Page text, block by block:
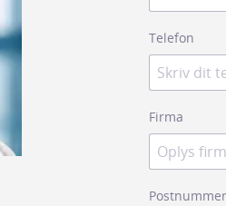
Telefon
Firma